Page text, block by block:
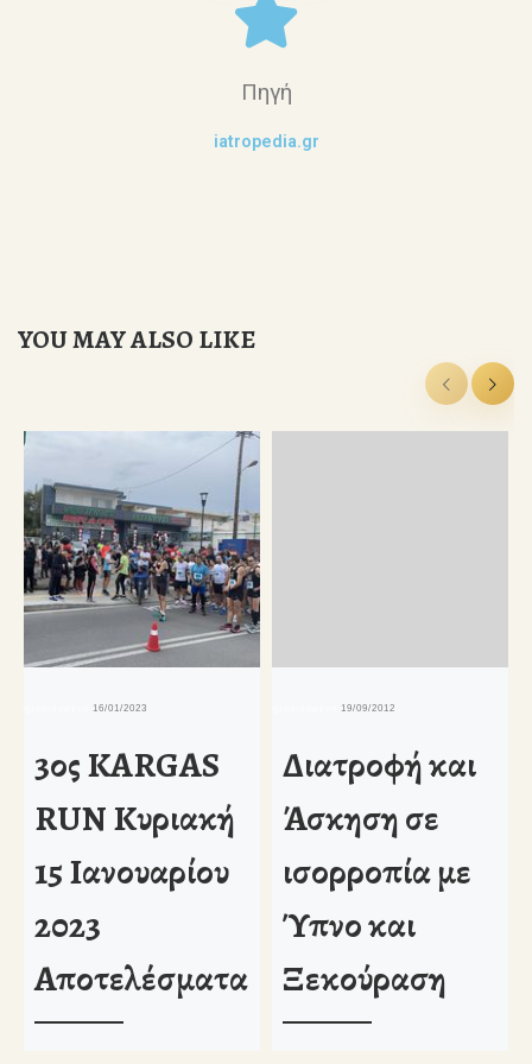
Πηγή
iatropedia.gr
YOU MAY ALSO LIKE
δημοσιευμένο16/01/2023
3ος KARGAS
RUN Κυριακή
15 Ιανουαρίου
2023
Αποτελέσματα
δημοσιευμένο19/09/2012
Διατροφή και
Άσκηση σε
ισορροπία με
Ύπνο και
Ξεκούραση